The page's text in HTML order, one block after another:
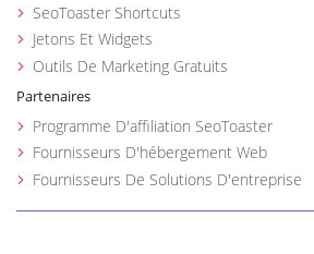
SeoToaster Shortcuts
Jetons Et Widgets
Outils De Marketing Gratuits
Partenaires
Programme D'affiliation SeoToaster
Fournisseurs D'hébergement Web
Fournisseurs De Solutions D'entreprise